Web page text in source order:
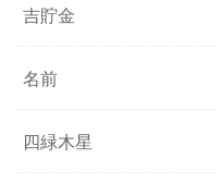
吉貯金
名前
四緑木星